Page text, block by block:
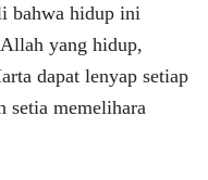
bahwa hidup ini
yang hidup,
dapat lenyap setiap
setia memelihara